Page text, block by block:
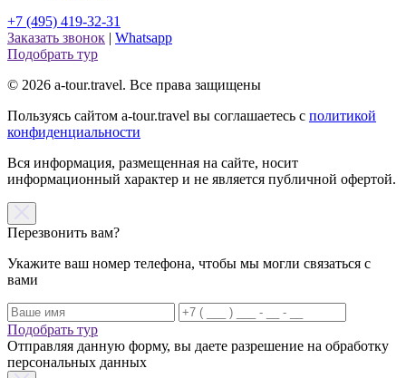
+7 (495) 419-32-31
Заказать звонок | Whatsapp
Подобрать тур
© 2026 a-tour.travel. Все права защищены
Пользуясь сайтом a-tour.travel вы соглашаетесь с политикой
конфиденциальности
Вся информация, размещенная на сайте, носит
информационный характер и не является публичной офертой.
Перезвонить вам?
Укажите ваш номер телефона, чтобы мы могли связаться с
вами
Подобрать тур
Отправляя данную форму, вы даете разрешение на обработку
персональных данных